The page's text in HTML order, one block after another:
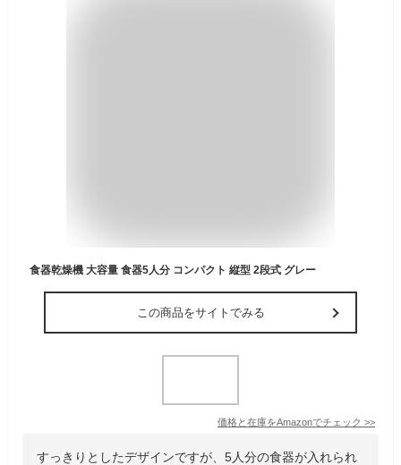
食器乾燥機 大容量 食器5人分 コンパクト 縦型 2段式 グレー
この商品をサイトでみる
価格と在庫をAmazonでチェック >>
すっきりとしたデザインですが、5人分の食器が入れられ